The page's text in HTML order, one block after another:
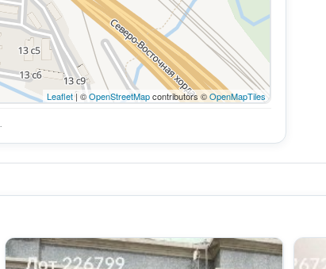
Leaflet| ©OpenStreetMapcontributors ©OpenMapTiles